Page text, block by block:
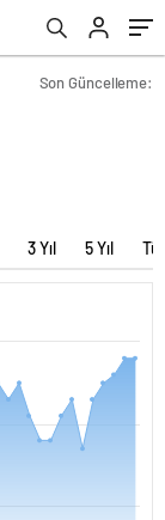
Son Güncelleme:
3 Yıl 5 Yıl